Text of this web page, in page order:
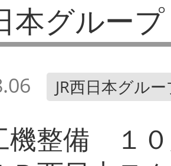
本グループ
JR西日本グル
機整備 １